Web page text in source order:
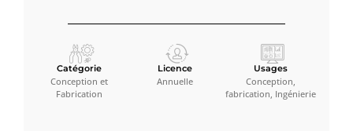
Catégorie
Conception et
Fabrication
Licence
Annuelle
Usages
Conception,
fabrication, Ingénierie